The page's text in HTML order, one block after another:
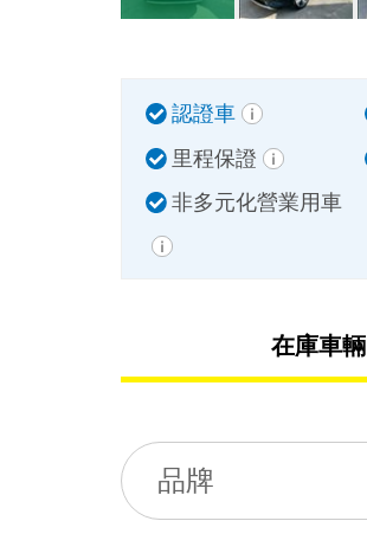
認證車
里程保證
非多元化營業用車
在庫車輛